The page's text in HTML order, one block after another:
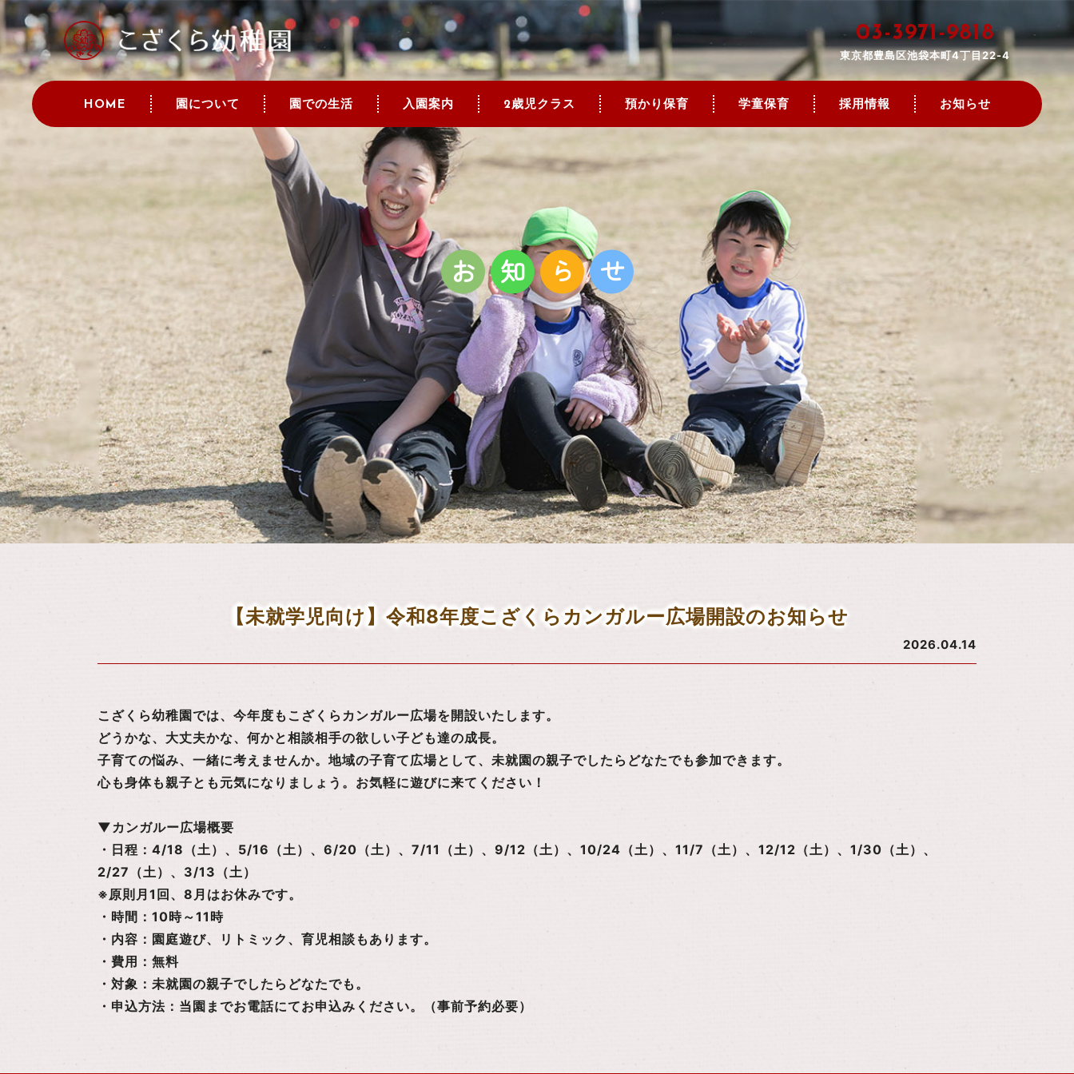
03-3971-9818
東京都豊島区池袋本町4丁目22-4
HOME 園について 園での生活 入園案内 2歳児クラス 預かり保育 学童保育 採用情報 お知らせ
お 知 ら せ
【未就学児向け】令和8年度こざくらカンガルー広場開設のお知らせ
2026.04.14
こざくら幼稚園では、今年度もこざくらカンガルー広場を開設いたします。
どうかな、大丈夫かな、何かと相談相手の欲しい子ども達の成長。
子育ての悩み、一緒に考えませんか。地域の子育て広場として、未就園の親子でしたらどなたでも参加できます。
心も身体も親子とも元気になりましょう。お気軽に遊びに来てください！
▼カンガルー広場概要
・日程：4/18（土）、5/16（土）、6/20（土）、7/11（土）、9/12（土）、10/24（土）、11/7（土）、12/12（土）、1/30（土）、
2/27（土）、3/13（土）
※原則月1回、8月はお休みです。
・時間：10時～11時
・内容：園庭遊び、リトミック、育児相談もあります。
・費用：無料
・対象：未就園の親子でしたらどなたでも。
・申込方法：当園までお電話にてお申込みください。（事前予約必要）